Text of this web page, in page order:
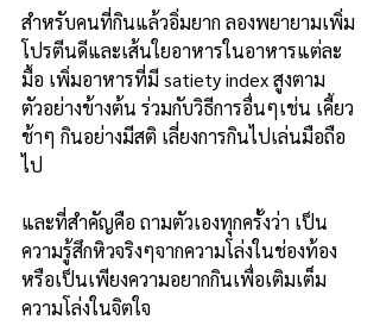
สำหรับคนที่กินแล้วอิ่มยาก ลองพยายามเพิ่ม
โปรตีนดีและเส้นใยอาหารในอาหารแต่ละ
มื้อ เพิ่มอาหารที่มี satiety index สูงตาม
ตัวอย่างข้างต้น ร่วมกับวิธีการอื่นๆเช่น เคี้ยว
ช้าๆ กินอย่างมีสติ เลี่ยงการกินไปเล่นมือถือ
ไป
และที่สำคัญคือ ถามตัวเองทุกครั้งว่า เป็น
ความรู้สึกหิวจริงๆจากความโล่งในช่องท้อง
หรือเป็นเพียงความอยากกินเพื่อเติมเต็ม
ความโล่งในจิตใจ